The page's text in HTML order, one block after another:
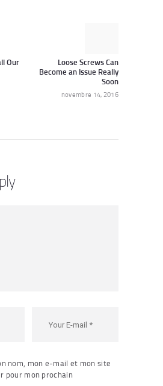
Our
Loose Screws Can
Become an Issue Really
Soon
novembre 14, 2016
nom, mon e-mail et mon site
pour mon prochain